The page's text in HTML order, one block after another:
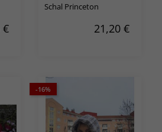
€
Schal Princeton
21,20 €
-16%